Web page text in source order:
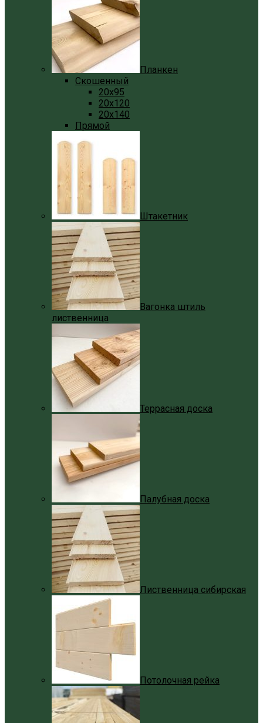
Планкен
Скошенный
20x95
20x120
20x140
Прямой
Штакетник
Вагонка штиль
лиственница
Террасная доска
Палубная доска
Лиственница сибирская
Потолочная рейка